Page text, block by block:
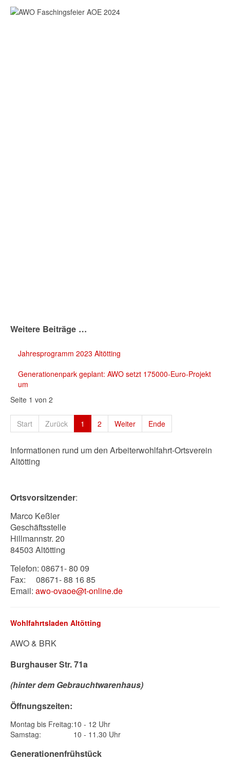
Weitere Beiträge …
Jahresprogramm 2023 Altötting
Generationenpark geplant: AWO setzt 175000-Euro-Projekt
um
Seite 1 von 2
Start Zurück 1 2 Weiter Ende
Informationen rund um den Arbeiterwohlfahrt-Ortsverein
Altötting
Ortsvorsitzender:
Marco Keßler
Geschäftsstelle
Hillmannstr. 20
84503 Altötting
Telefon: 08671- 80 09
Fax: 08671- 88 16 85
Email: awo-ovaoe@t-online.de
Wohlfahrtsladen Altötting
AWO & BRK
Burghauser Str. 71a
(hinter dem Gebrauchtwarenhaus)
Öffnungszeiten:
Montag bis Freitag:10 - 12 Uhr
Samstag:
10 - 11.30 Uhr
Generationenfrühstück